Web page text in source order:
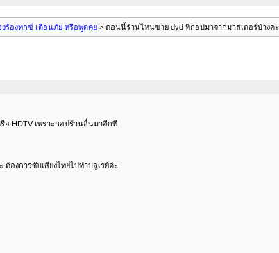
งร้องทุกข์ เตือนภัย หรือพูดคุย > ตอนนี้ร้านไหนขาย dvd ที่กอปมาจากมาสเตอร์บ้างคะ
อ HDTV เพราะกอปร้านอื่นมาอีกที
องการซับเสียงไทยไปทำบลูเรย์ค่ะ